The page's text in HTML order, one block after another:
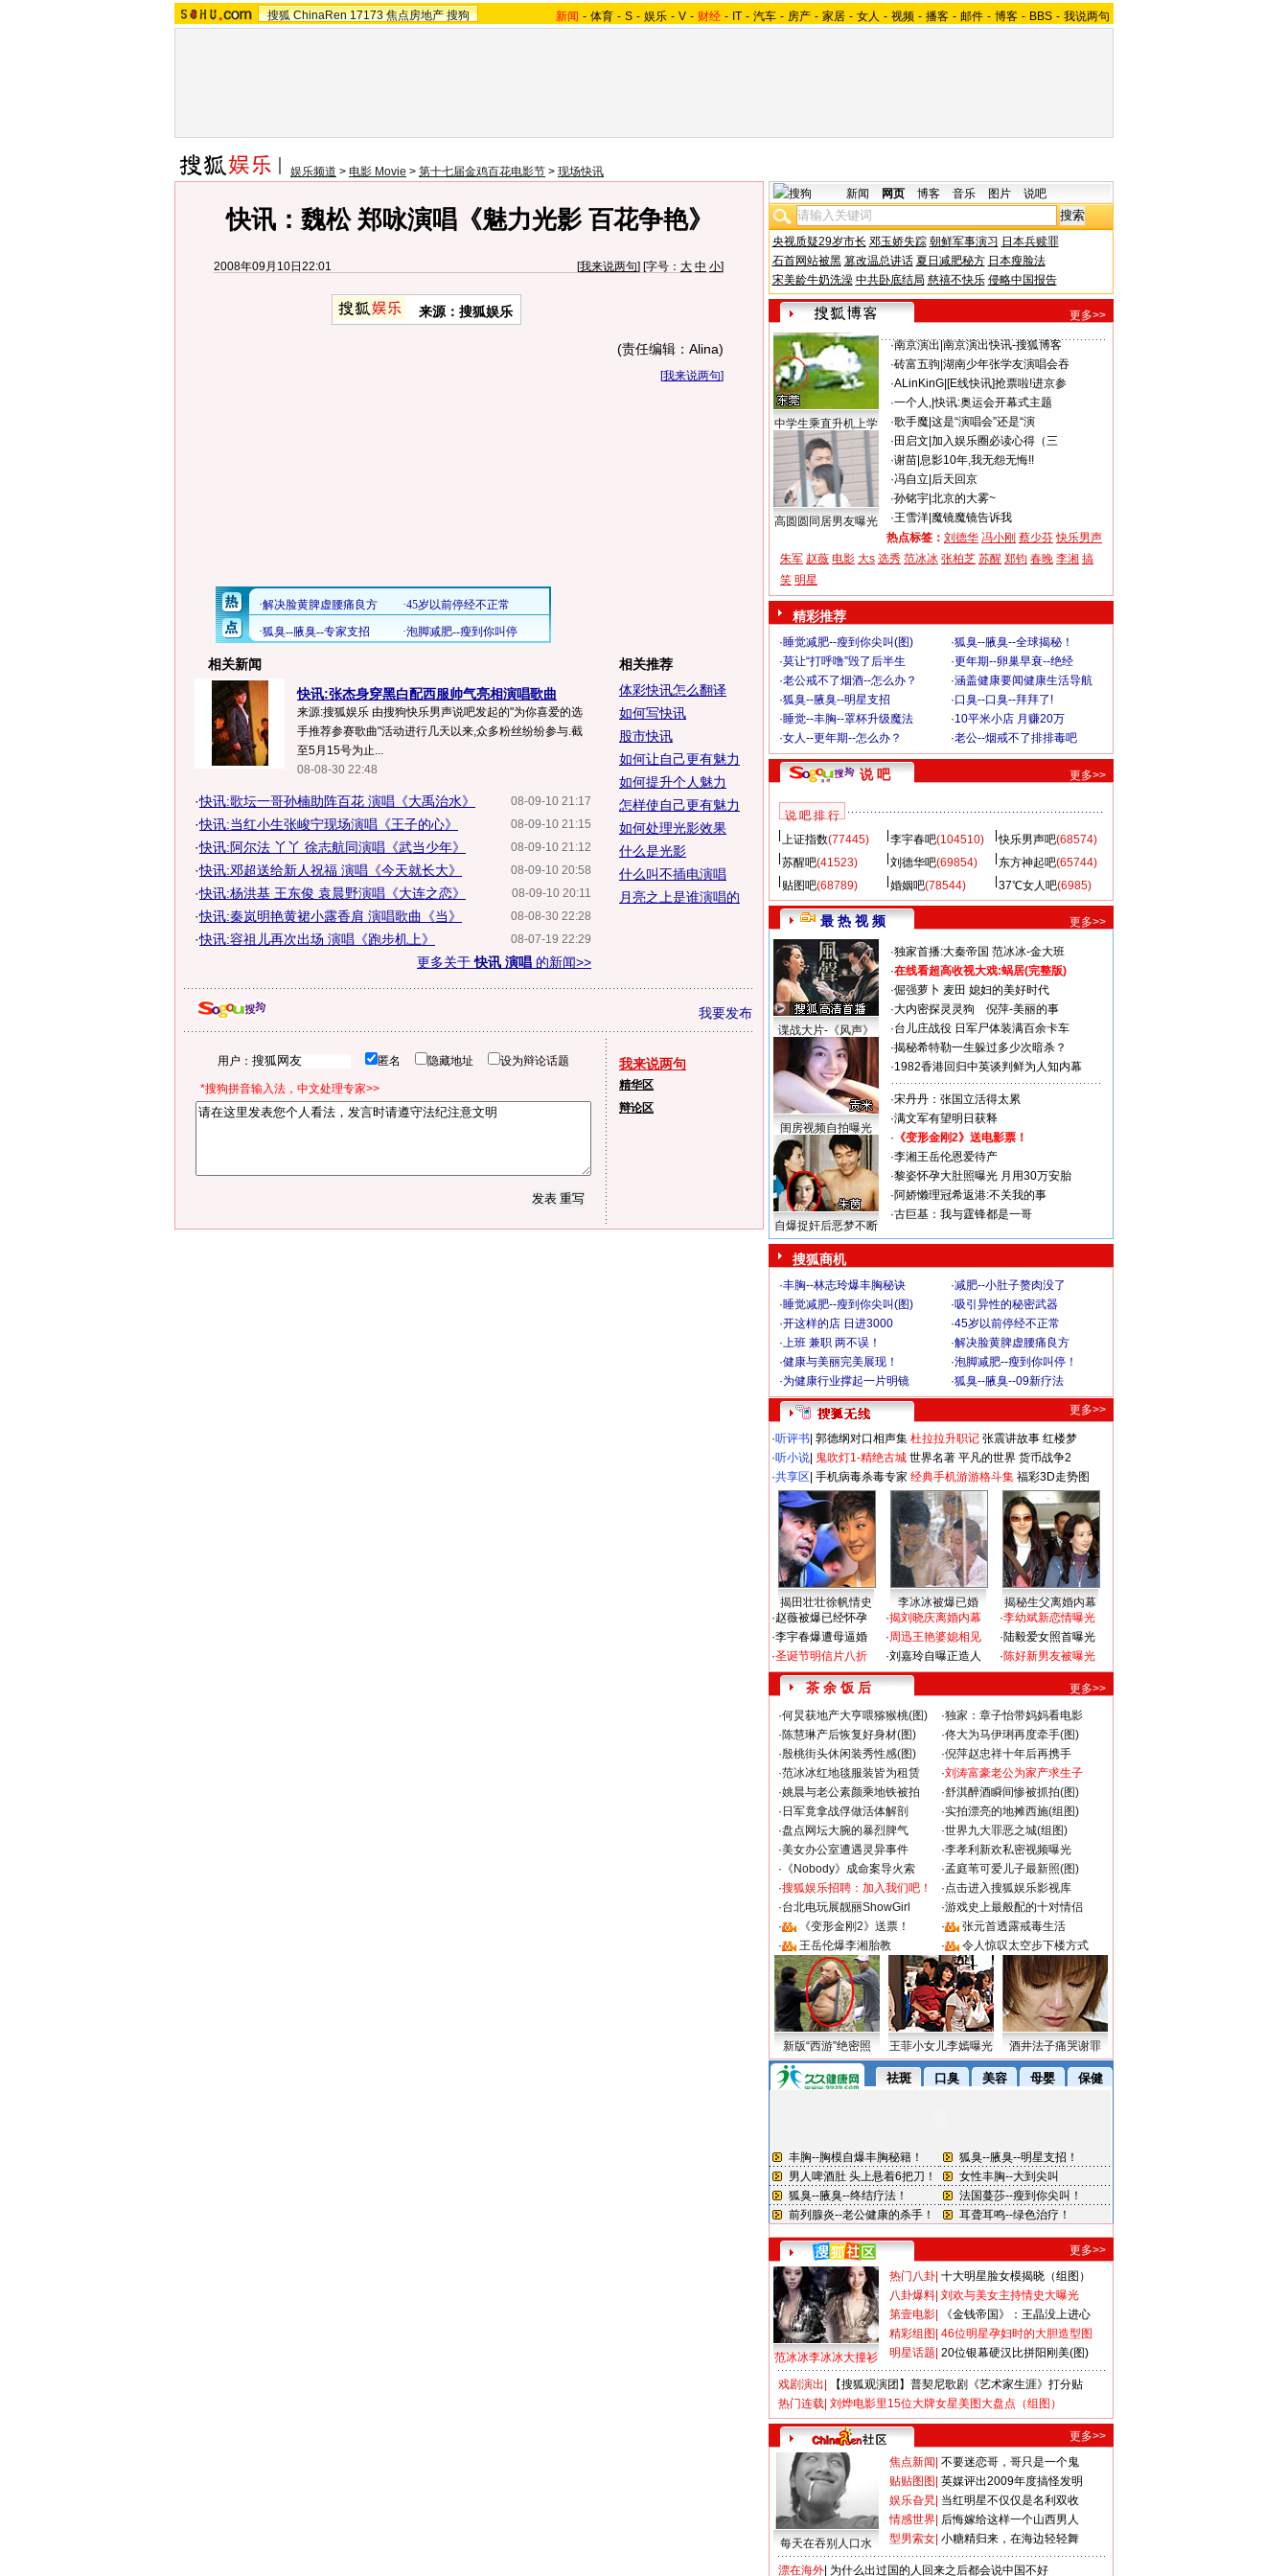
搜狐 ChinaRen 17173 焦点房地产 搜狗 新闻 - 体育 - S - 娱乐 - V - 财经 - IT - 汽车 - 房产 - 家居 - 女人 - 视频 - 播客 - 邮件 - 博客 - BBS - 我说两句
娱乐频道 > 电影 Movie > 第十七届金鸡百花电影节 > 现场快讯
快讯：魏松 郑咏演唱《魅力光影 百花争艳》
2008年09月10日22:01 [我来说两句] [字号： 大 中 小]
来源：搜狐娱乐
(责任编辑：Alina)
[我来说两句]
相关新闻
快讯:张杰身穿黑白配西服帅气亮相演唱歌曲
来源:搜狐娱乐 由搜狗快乐男声说吧发起的"为你喜爱的选
手推荐参赛歌曲"活动进行几天以来,众多粉丝纷纷参与.截
至5月15号为止...
08-08-30 22:48
08-09-10 21:17
·快讯:歌坛一哥孙楠助阵百花 演唱《大禹治水》
08-09-10 21:15
·快讯:当红小生张峻宁现场演唱《王子的心》
08-09-10 21:12
·快讯:阿尔法 丫丫 徐志航同演唱《武当少年》
08-09-10 20:58
·快讯:邓超送给新人祝福 演唱《今天就长大》
08-09-10 20:11
·快讯:杨洪基 王东俊 袁晨野演唱《大连之恋》
08-08-30 22:28
·快讯:秦岚明艳黄裙小露香肩 演唱歌曲《当》
08-07-19 22:29
·快讯:容祖儿再次出场 演唱《跑步机上》
更多关于快讯 演唱 的新闻>>
相关推荐
体彩快讯怎么翻译
如何写快讯
股市快讯
如何让自己更有魅力
如何提升个人魅力
怎样使自己更有魅力
如何处理光影效果
什么是光影
什么叫不插电演唱
月亮之上是谁演唱的
我要发布
用户： 匿名 隐藏地址 设为辩论话题
*搜狗拼音输入法，中文处理专家>>
我来说两句
精华区
辩论区
新闻 网页 博客 音乐 图片 说吧
央视质疑29岁市长 邓玉娇失踪 朝鲜军事演习 日本兵赎罪
石首网站被黑 篡改温总讲话 夏日减肥秘方 日本瘦脸法
宋美龄牛奶洗澡 中共卧底结局 慈禧不快乐 侵略中国报告
更多>>
中学生乘直升机上学
高圆圆同居男友曝光
·南京演出 南京演出快讯-搜狐博客
·砖富五驹 湖南少年张学友演唱会吞
·ALinKinG| [E线快讯]抢票啦!进京参
·一个人,|快讯:奥运会开幕式主题
·歌手魔| 这是“演唱会”还是“演
· 田启文 加入娱乐圈必读心得（三
·谢苗| 息影10年,我无怨无悔!!
·冯自立 后天回京
·孙铭宇| 北京的大雾~
·王雪洋| 魔镜魔镜告诉我
热点标签： 刘德华 冯小刚 蔡少芬 快乐男声
朱军 赵薇 电影 大s 选秀 范冰冰 张柏芝 苏醒 郑钧 春晚 李湘 搞
笑 明星
精彩推荐
·睡觉减肥--瘦到你尖叫(图) ·狐臭--腋臭--全球揭秘！
·莫让“打呼噜”毁了后半生 ·更年期--卵巢早衰--绝经
·老公戒不了烟酒--怎么办？ ·涵盖健康要闻健康生活导航
·狐臭--腋臭--明星支招 ·口臭--口臭--拜拜了!
·睡觉--丰胸--罩杯升级魔法 ·10平米小店 月赚20万
·女人--更年期--怎么办？ ·老公--烟戒不了排排毒吧
说 吧 更多>>
说 吧 排 行
上证指数(77445) 李宇春吧(104510) 快乐男声吧(68574)
苏醒吧(41523) 刘德华吧(69854) 东方神起吧(65744)
贴图吧(68789) 婚姻吧(78544) 37℃女人吧(6985)
最 热 视 频 更多>>
谍战大片-《风声》
闺房视频自拍曝光
自爆捉奸后恶梦不断
·独家首播:大秦帝国 范冰冰-金大班
·在线看超高收视大戏:蜗居(完整版)
·倔强萝卜 麦田 媳妇的美好时代
·大内密探灵灵狗
倪萍-美丽的事
·台儿庄战役 日军尸体装满百余卡车
·揭秘希特勒一生躲过多少次暗杀？
·1982香港回归中英谈判鲜为人知内幕
·宋丹丹：张国立活得太累
·满文军有望明日获释
· 《变形金刚2》送电影票！
·李湘王岳伦恩爱待产
·黎姿怀孕大肚照曝光 月用30万安胎
·阿娇懒理冠希返港:不关我的事
·古巨基：我与霆锋都是一哥
搜狐商机
·丰胸--林志玲爆丰胸秘诀 ·减肥--小肚子赘肉没了
·睡觉减肥--瘦到你尖叫(图) ·吸引异性的秘密武器
·开这样的店 日进3000 ·45岁以前停经不正常
·上班 兼职 两不误！ ·解决脸黄脾虚腰痛良方
·健康与美丽完美展现！ ·泡脚减肥--瘦到你叫停！
·为健康行业撑起一片明镜 ·狐臭--腋臭--09新疗法
更多>>
·听评书 郭德纲对口相声集 杜拉拉升职记 张震讲故事 红楼梦
·听小说 鬼吹灯1-精绝古城 世界名著 平凡的世界 货币战争2
·共享区 手机病毒杀毒专家 经典手机游游格斗集 福彩3D走势图
揭田壮壮徐帆情史 李冰冰被爆已婚
揭秘生父离婚内幕
·赵薇被爆已经怀孕
·李宇春爆遭母逼婚
·圣诞节明信片八折
·揭刘晓庆离婚内幕
·周迅王艳婆媳相见
·刘嘉玲自曝正造人
·李幼斌新恋情曝光
·陆毅爱女照首曝光
·陈好新男友被曝光
茶 余 饭 后
更多>>
·何炅获地产大亨喂猕猴桃(图) ·独家：章子怡带妈妈看电影
·陈慧琳产后恢复好身材(图) ·佟大为马伊琍再度牵手(图)
·殷桃街头休闲装秀性感(图) ·倪萍赵忠祥十年后再携手
·范冰冰红地毯服装皆为租赁 ·刘涛富豪老公为家产求生子
·姚晨与老公素颜乘地铁被拍 ·舒淇醉酒瞬间惨被抓拍(图)
· 日军竟拿战俘做活体解剖 ·实拍漂亮的地摊西施(组图)
·盘点网坛大腕的暴烈脾气 ·世界九大罪恶之城(组图)
·美女办公室遭遇灵异事件 ·李孝利新欢私密视频曝光
· 《Nobody》成命案导火索 ·孟庭苇可爱儿子最新照(图)
·搜狐娱乐招聘：加入我们吧！ ·点击进入搜狐娱乐影视库
·台北电玩展靓丽ShowGirl ·游戏史上最般配的十对情侣
·
《变形金刚2》送票！ ·
张元首透露戒毒生活
·
王岳伦爆李湘胎教 · 令人惊叹太空步下楼方式
新版“西游”绝密照 王菲小女儿李嫣曝光 酒井法子痛哭谢罪
更多>>
范冰冰李冰冰大撞衫
热门八卦 十大明星脸女模揭晓（组图）
八卦爆料 刘欢与美女主持情史大曝光
第壹电影
《金钱帝国》：王晶没上进心
精彩组图 46位明星孕妇时的大胆造型图
明星话题 20位银幕硬汉比拼阳刚美(图)
戏剧演出
【搜狐观演团】普契尼歌剧《艺术家生涯》打分贴
热门连载 刘烨电影里15位大牌女星美图大盘点（组图）
更多>>
每天在吞别人口水
焦点新闻 不要迷恋哥，哥只是一个鬼
贴贴图图 英媒评出2009年度搞怪发明
娱乐旮旯 当红明星不仅仅是名利双收
情感世界 后悔嫁给这样一个山西男人
型男索女 小糖精归来，在海边轻轻舞
漂在海外 为什么出过国的人回来之后都会说中国不好